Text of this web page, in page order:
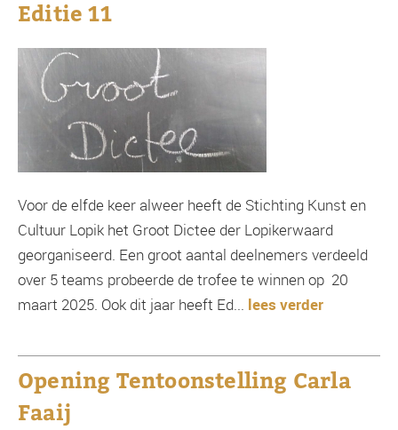
Editie 11
Voor de elfde keer alweer heeft de Stichting Kunst en
Cultuur Lopik het Groot Dictee der Lopikerwaard
georganiseerd. Een groot aantal deelnemers verdeeld
over 5 teams probeerde de trofee te winnen op 20
maart 2025. Ook dit jaar heeft Ed... lees verder
Opening Tentoonstelling Carla
Faaij